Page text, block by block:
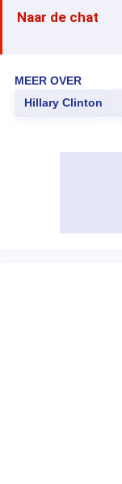
Naar de chat
MEER OVER
Hillary Clinton